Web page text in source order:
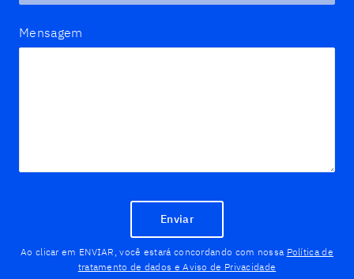
Mensagem
Enviar
Ao clicar em ENVIAR, você estará concordando com nossa Política de
tratamento de dados e Aviso de Privacidade